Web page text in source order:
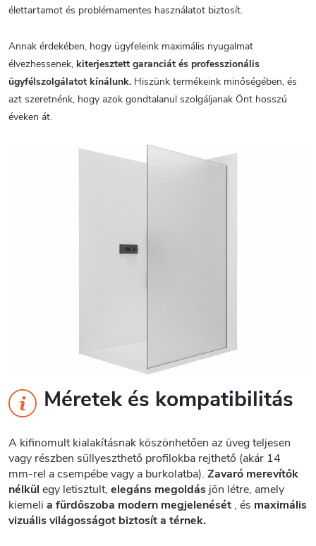
élettartamot és problémamentes használatot biztosít.
Annak érdekében, hogy ügyfeleink maximális nyugalmat
élvezhessenek, kiterjesztett garanciát és professzionális
ügyfélszolgálatot kínálunk. Hiszünk termékeink minőségében, és
azt szeretnénk, hogy azok gondtalanul szolgáljanak Önt hosszú
éveken át.
Méretek és kompatibilitás
A kifinomult kialakításnak köszönhetően az üveg teljesen
vagy részben süllyeszthető profilokba rejthető (akár 14
mm-rel a csempébe vagy a burkolatba). Zavaró merevítők
nélkül egy letisztult, elegáns megoldás jön létre, amely
kiemeli a fürdőszoba modern megjelenését , és maximális
vizuális világosságot biztosít a térnek.